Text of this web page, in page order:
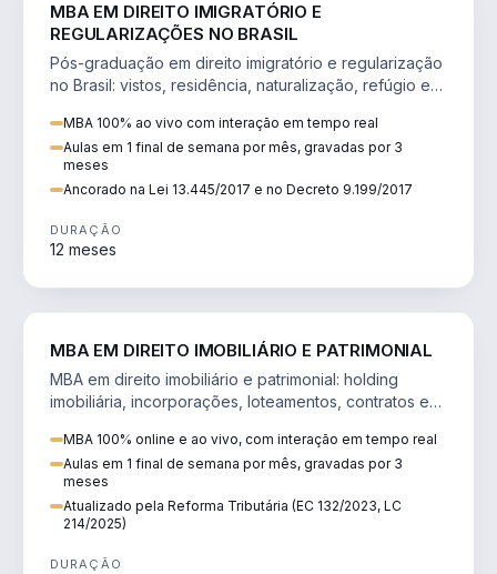
MBA EM DIREITO IMIGRATÓRIO E
REGULARIZAÇÕES NO BRASIL
Pós-graduação em direito imigratório e regularização
no Brasil: vistos, residência, naturalização, refúgio e
MBA 100% ao vivo com interação em tempo real
Aulas em 1 final de semana por mês, gravadas por 3
meses
Ancorado na Lei 13.445/2017 e no Decreto 9.199/2017
DURAÇÃO
12 meses
MBA EM DIREITO IMOBILIÁRIO E PATRIMONIAL
MBA em direito imobiliário e patrimonial: holding
imobiliária, incorporações, loteamentos, contratos e
MBA 100% online e ao vivo, com interação em tempo real
Aulas em 1 final de semana por mês, gravadas por 3
meses
Atualizado pela Reforma Tributária (EC 132/2023, LC
214/2025)
DURAÇÃO